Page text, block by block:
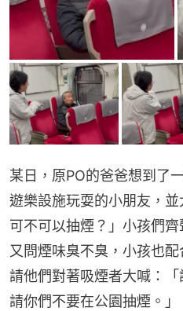
某日，原PO的爸爸想到了
遊樂設施玩耍的小朋友，
可不可以抽煙？」小孩們
又問煙味臭不臭，小孩也
請他們對著吸煙者大喊：「
請你們不要在公園抽煙。」